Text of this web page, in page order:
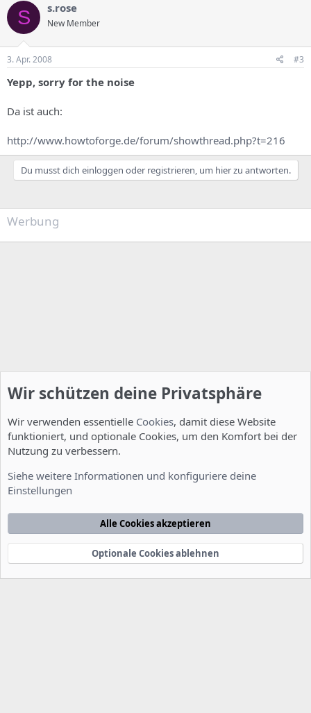
S s.rose
New Member
3. Apr. 2008 #3
Yepp, sorry for the noise
Da ist auch:
http://www.howtoforge.de/forum/showthread.php?t=216
Du musst dich einloggen oder registrieren, um hier zu antworten.
Werbung
Nutzungsbedingungen Datenschutzerklärung
Startseite
e
Community platform by XenForo® © 2010-2022 XenForo Ltd.
xenDach©2010-2014
Wir schützen deine Privatsphäre
Wir verwenden essentielle Cookies, damit diese Website
funktioniert, und optionale Cookies, um den Komfort bei der
Nutzung zu verbessern.
Siehe weitere Informationen und konfiguriere deine
Einstellungen
Alle Cookies akzeptieren
Optionale Cookies ablehnen